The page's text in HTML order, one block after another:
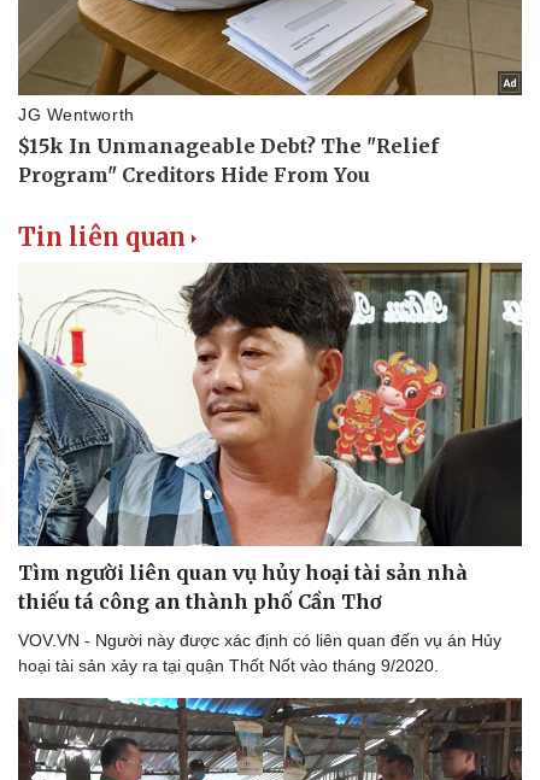
Tin liên quan
Tìm người liên quan vụ hủy hoại tài sản nhà
thiếu tá công an thành phố Cần Thơ
VOV.VN - Người này được xác định có liên quan đến vụ án Hủy
hoại tài sản xảy ra tại quận Thốt Nốt vào tháng 9/2020.